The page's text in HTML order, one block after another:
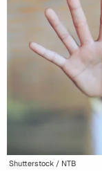
Shutterstock / NTB